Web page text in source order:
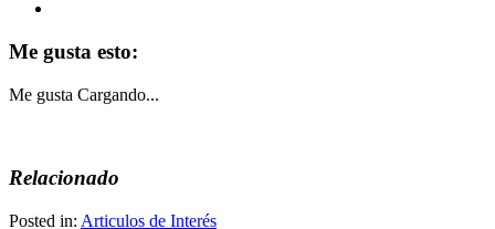
Me gusta esto:
Me gusta Cargando...
Relacionado
Posted in: Articulos de Interés